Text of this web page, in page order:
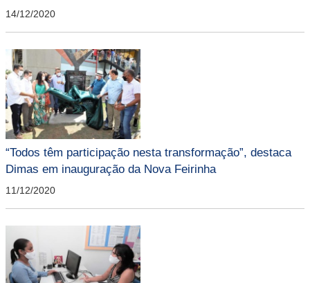
14/12/2020
“Todos têm participação nesta transformação”, destaca
Dimas em inauguração da Nova Feirinha
11/12/2020